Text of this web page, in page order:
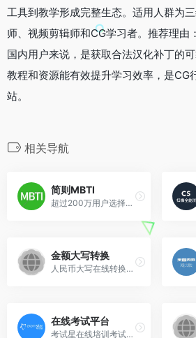
工具到教学形成完整生态。适用人群为
师、视频剪辑师和CG学习者。推荐理由
国内用户来说，是获取合法汉化补丁的
教程和资源能有效提升学习效率，是CG
站。
相关导航
简则MBTI
超过200万用户选择的职业性格及人才测评平台
金额大写转换
人民币大写在线转换工具可为银行汇款单、支票、合同等提供金额大写转换、大写数字转换。
在线考试平台
考试星在线培训考试系统平台